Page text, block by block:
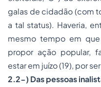
galas de cidadão (com
a tal status). Haveria,
mesmo tempo em
propor ação popular,
estar em juízo (19), por
2.2-) Das pessoas